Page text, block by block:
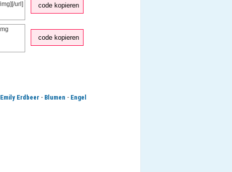
code kopieren
code kopieren
Emily Erdbeer- Blumen - Engel